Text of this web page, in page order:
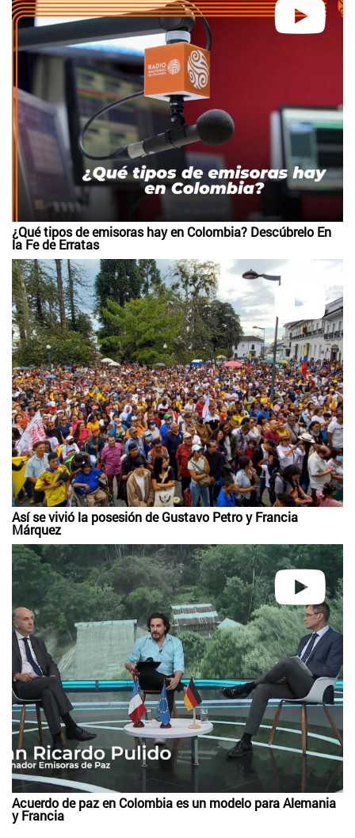
¿Qué tipos de emisoras hay en Colombia? Descúbrelo En
la Fe de Erratas
Así se vivió la posesión de Gustavo Petro y Francia
Márquez
Acuerdo de paz en Colombia es un modelo para Alemania
y Francia